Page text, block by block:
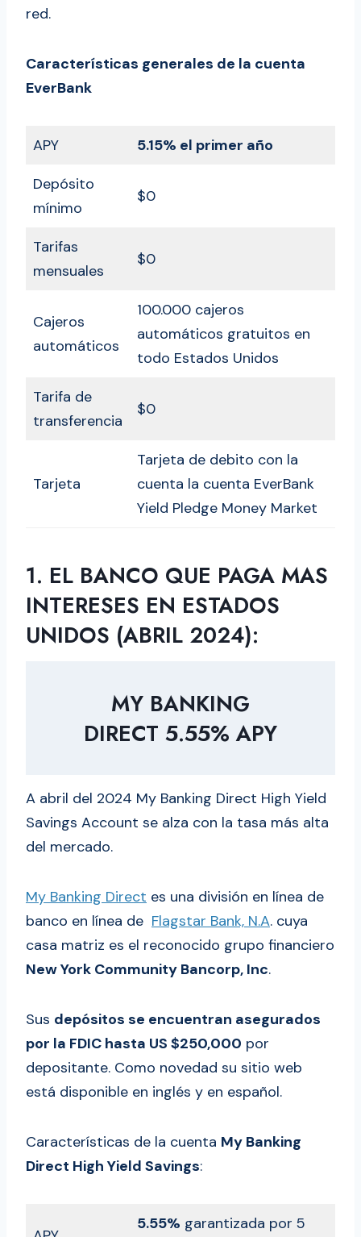
red.
Características generales de la cuenta
EverBank
APY
5.15% el primer año
Depósito
mínimo
$0
Tarifas
mensuales
$0
Cajeros
automáticos
100.000 cajeros
automáticos gratuitos en
todo Estados Unidos
Tarifa de
transferencia
$0
Tarjeta
Tarjeta de debito con la
cuenta la cuenta EverBank
Yield Pledge Money Market
1. EL BANCO QUE PAGA MAS
INTERESES EN ESTADOS
UNIDOS (ABRIL 2024):
MY BANKING
DIRECT 5.55% APY
A abril del 2024 My Banking Direct High Yield
Savings Account se alza con la tasa más alta
del mercado.
My Banking Direct es una división en línea de
banco en línea de Flagstar Bank, N.A. cuya
casa matriz es el reconocido grupo financiero
New York Community Bancorp, Inc.
Sus depósitos se encuentran asegurados
por la FDIC hasta US $250,000 por
depositante. Como novedad su sitio web
está disponible en inglés y en español.
Características de la cuenta My Banking
Direct High Yield Savings:
5.55% garantizada por 5